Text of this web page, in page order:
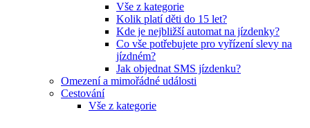
Vše z kategorie
Kolik platí děti do 15 let?
Kde je nejbližší automat na jízdenky?
Co vše potřebujete pro vyřízení slevy na
jízdném?
Jak objednat SMS jízdenku?
Omezení a mimořádné události
Cestování
Vše z kategorie